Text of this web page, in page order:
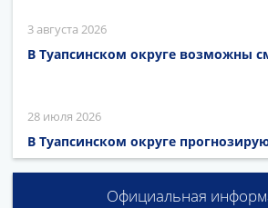
3 августа 2026
В Туапсинском округе возможны
28 июля 2026
В Туапсинском округе
Официальная